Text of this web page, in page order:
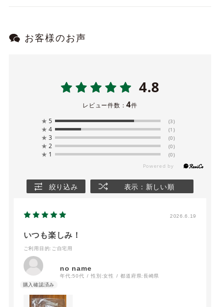
お客様のお声
4.8
レビュー件数：4件
★ 5 (3)
★ 4 (1)
★ 3 (0)
★ 2 (0)
★ 1 (0)
絞り込み 表示：新しい順
2026.6.19
いつも楽しみ！
ご利用目的:ご自宅用
no name
年代:50代 性別:女性 都道府県:長崎県